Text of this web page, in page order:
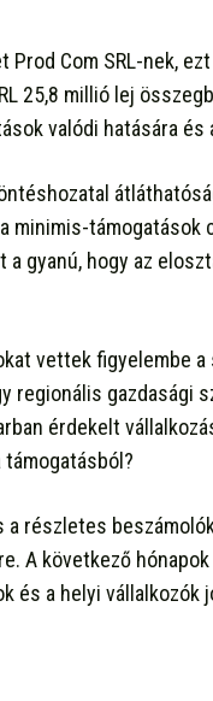
Com SRL-nek,
25,8 millió lej
valódi hatására
támogatások
gyanú, hogy az
vettek figyelembe
regionális gazdasági
érdekelt
részletes
A következő
és a helyi vállalkozók